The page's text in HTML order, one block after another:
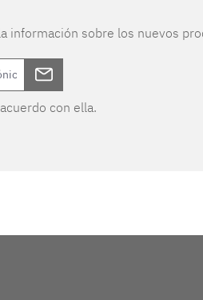
información sobre los nuevos
con ella.